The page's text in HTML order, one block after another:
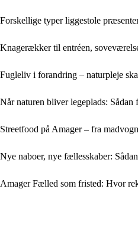
Forskellige typer liggestole
Knagerækker til entréen,
Fugleliv i forandring – naturpleje
Når naturen bliver legeplads:
Streetfood på Amager – fra
Nye naboer, nye fællesskaber:
Amager Fælled som fristed: Hvor